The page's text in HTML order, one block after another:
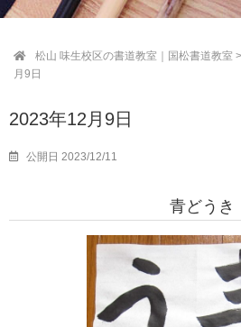
松山 味生校区の書道教室｜国松書道教室 >
月9日
2023年12月9日
公開日 2023/12/11
青どうき